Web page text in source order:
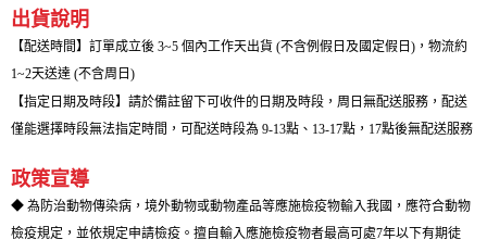
出貨說明
【配送時間】訂單成立後 3~5 個內工作天出貨 (不含例假日及國定假日)，物流約
1~2天送達 (不含周日)
【指定日期及時段】請於備註留下可收件的日期及時段，周日無配送服務，配送
僅能選擇時段無法指定時間，可配送時段為 9-13點、13-17點，17點後無配送服務
政策宣導
◆ 為防治動物傳染病，境外動物或動物產品等應施檢疫物輸入我國，應符合動物
檢疫規定，並依規定申請檢疫。擅自輸入應施檢疫物者最高可處7年以下有期徒